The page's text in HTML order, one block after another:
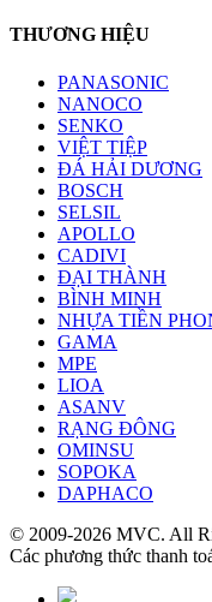
THƯƠNG HIỆU
PANASONIC
NANOCO
SENKO
VIỆT TIỆP
ĐÁ HẢI DƯƠNG
BOSCH
SELSIL
APOLLO
CADIVI
ĐẠI THÀNH
BÌNH MINH
NHỰA TIỀN
GAMA
MPE
LIOA
ASANV
RẠNG ĐÔNG
OMINSU
SOPOKA
DAPHACO
© 2009-2026 MVC. All
Các phương thức thanh